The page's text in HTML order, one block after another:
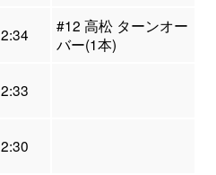
2:34
#12 高松 ターンオー
バー(1本)
2:33
2:30